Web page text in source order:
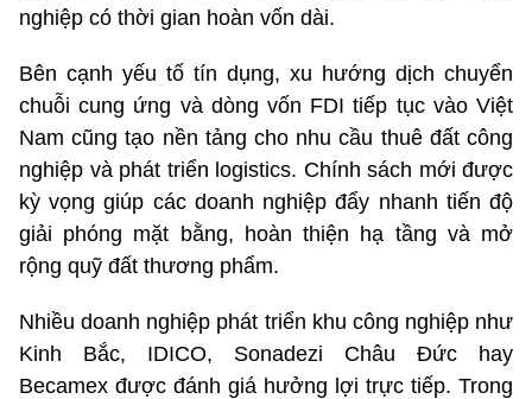
nghiệp có thời gian hoàn vốn dài.
Bên cạnh yếu tố tín dụng, xu hướng dịch chuyển
chuỗi cung ứng và dòng vốn FDI tiếp tục vào Việt
Nam cũng tạo nền tảng cho nhu cầu thuê đất công
nghiệp và phát triển logistics. Chính sách mới được
kỳ vọng giúp các doanh nghiệp đẩy nhanh tiến độ
giải phóng mặt bằng, hoàn thiện hạ tầng và mở
rộng quỹ đất thương phẩm.
Nhiều doanh nghiệp phát triển khu công nghiệp như
Kinh Bắc, IDICO, Sonadezi Châu Đức hay
Becamex được đánh giá hưởng lợi trực tiếp. Trong